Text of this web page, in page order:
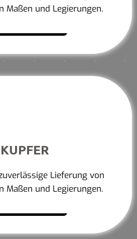
Maßen und Legierungen.
KUPFER
Lieferung von
Maßen und Legierungen.